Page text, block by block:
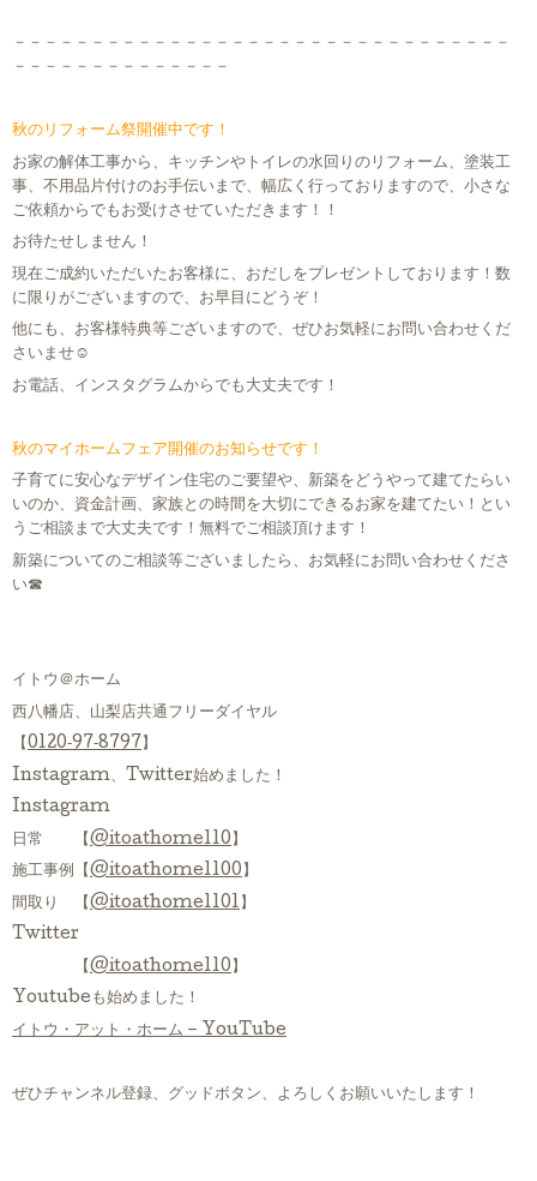
－－－－－－－－－－－－－－－－－－－－－－－－－－－－－－－－
－－－－－－－－－－－－－－
秋のリフォーム祭開催中です！
お家の解体工事から、キッチンやトイレの水回りのリフォーム、塗装工
事、不用品片付けのお手伝いまで、幅広く行っておりますので、小さな
ご依頼からでもお受けさせていただきます！！
お待たせしません！
現在ご成約いただいたお客様に、おだしをプレゼントしております！数
に限りがございますので、お早目にどうぞ！
他にも、お客様特典等ございますので、ぜひお気軽にお問い合わせくだ
さいませ☺
お電話、インスタグラムからでも大丈夫です！
秋のマイホームフェア開催のお知らせです！
子育てに安心なデザイン住宅のご要望や、新築をどうやって建てたらい
いのか、資金計画、家族との時間を大切にできるお家を建てたい！とい
うご相談まで大丈夫です！無料でご相談頂けます！
新築についてのご相談等ございましたら、お気軽にお問い合わせくださ
い☎
イトウ＠ホーム
西八幡店、山梨店共通フリーダイヤル
【0120‐97‐8797 】
Instagram、Twitter始めました！
Instagram
日常 【@itoathome110 】
施工事例【@itoathome1100 】
間取り 【@itoathome1101 】
Twitter
【@itoathome110 】
Youtubeも始めました！
イトウ・アット・ホーム – YouTube
ぜひチャンネル登録、グッドボタン、よろしくお願いいたします！